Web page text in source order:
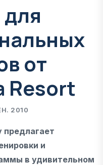
от
Resort
2010
предлагает
и
в удивительном